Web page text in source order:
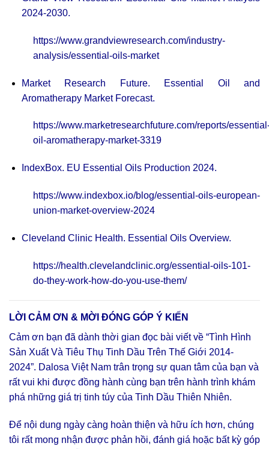
2024-2030.
https://www.grandviewresearch.com/industry-
analysis/essential-oils-market
Market Research Future. Essential Oil and
Aromatherapy Market Forecast.
https://www.marketresearchfuture.com/reports/
oil-aromatherapy-market-3319
IndexBox. EU Essential Oils Production 2024.
https://www.indexbox.io/blog/essential-oils-european-
union-market-overview-2024
Cleveland Clinic Health. Essential Oils Overview.
https://health.clevelandclinic.org/essential-oils-101-
do-they-work-how-do-you-use-them/
LỜI CẢM ƠN & MỜI ĐÓNG GÓP Ý KIẾN
Cảm ơn bạn đã dành thời gian đọc bài viết về “Tình Hình
Sản Xuất Và Tiêu Thụ Tinh Dầu Trên Thế Giới 2014-
2024”. Dalosa Việt Nam trân trọng sự quan tâm của bạn và
rất vui khi được đồng hành cùng bạn trên hành trình khám
phá những giá trị tinh túy của Tinh Dầu Thiên Nhiên.
Để nội dung ngày càng hoàn thiện và hữu ích hơn, chúng
tôi rất mong nhận được phản hồi, đánh giá hoặc bất kỳ góp